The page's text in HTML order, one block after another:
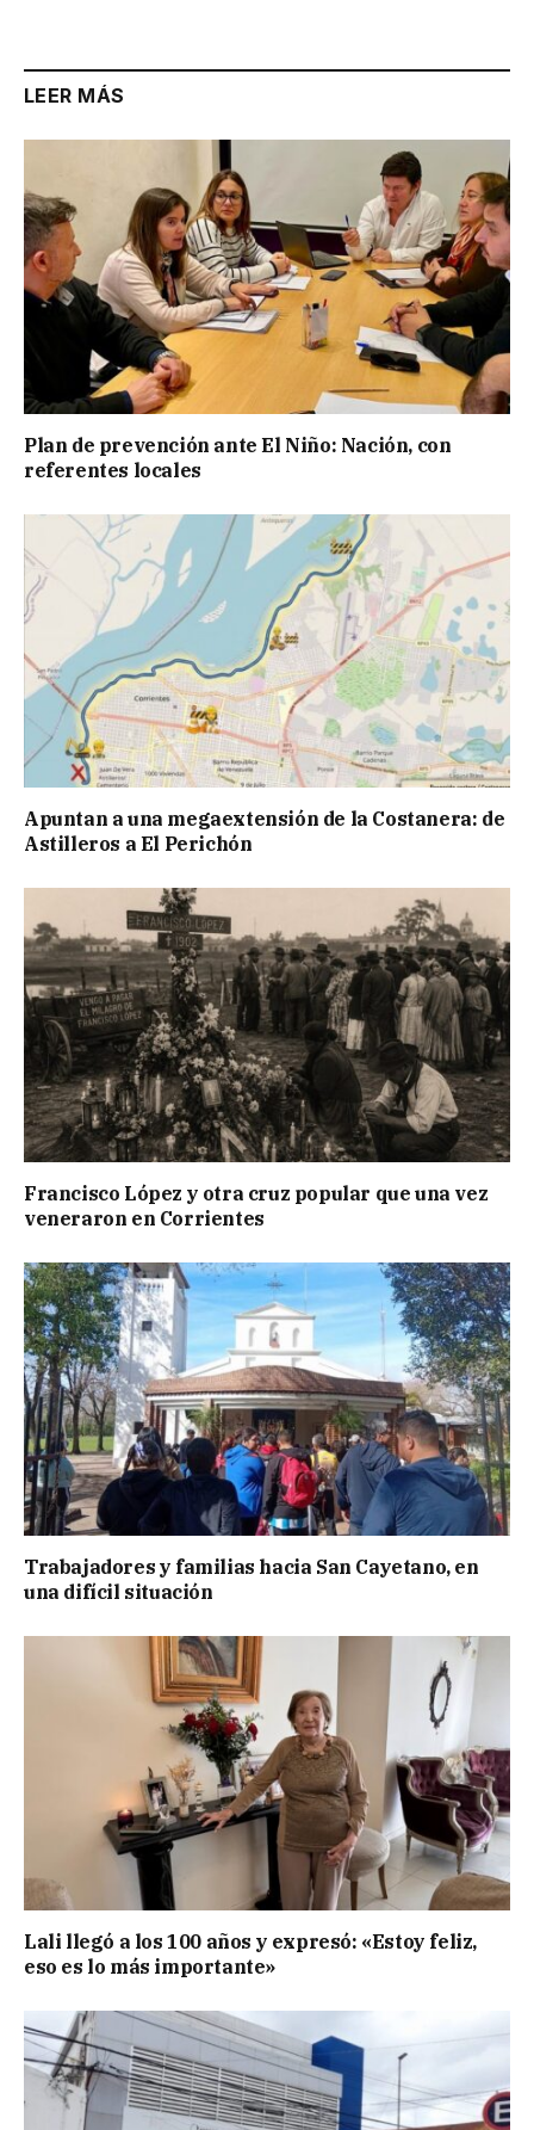
LEER MÁS
Plan de prevención ante El Niño: Nación, con
referentes locales
Apuntan a una megaextensión de la Costanera: de
Astilleros a El Perichón
Francisco López y otra cruz popular que una vez
veneraron en Corrientes
Trabajadores y familias hacia San Cayetano, en
una difícil situación
Lali llegó a los 100 años y expresó: «Estoy feliz,
eso es lo más importante»